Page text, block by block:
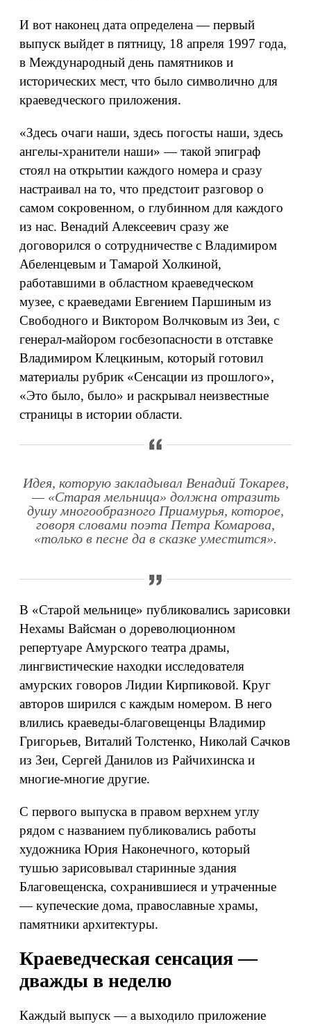
И вот наконец дата определена — первый
выпуск выйдет в пятницу, 18 апреля 1997 года,
в Международный день памятников и
исторических мест, что было символично для
краеведческого приложения.
«Здесь очаги наши, здесь погосты наши, здесь
ангелы-хранители наши» — такой эпиграф
стоял на открытии каждого номера и сразу
настраивал на то, что предстоит разговор о
самом сокровенном, о глубинном для каждого
из нас. Венадий Алексеевич сразу же
договорился о сотрудничестве с Владимиром
Абеленцевым и Тамарой Холкиной,
работавшими в областном краеведческом
музее, с краеведами Евгением Паршиным из
Свободного и Виктором Волчковым из Зеи, с
генерал-майором госбезопасности в отставке
Владимиром Клецкиным, который готовил
материалы рубрик «Сенсации из прошлого»,
«Это было, было» и раскрывал неизвестные
страницы в истории области.
Идея, которую закладывал Венадий Токарев,
— «Старая мельница» должна отразить
душу многообразного Приамурья, которое,
говоря словами поэта Петра Комарова,
«только в песне да в сказке уместится».
В «Старой мельнице» публиковались зарисовки
Нехамы Вайсман о дореволюционном
репертуаре Амурского театра драмы,
лингвистические находки исследователя
амурских говоров Лидии Кирпиковой. Круг
авторов ширился с каждым номером. В него
влились краеведы-благовещенцы Владимир
Григорьев, Виталий Толстенко, Николай Сачков
из Зеи, Сергей Данилов из Райчихинска и
многие-многие другие.
С первого выпуска в правом верхнем углу
рядом с названием публиковались работы
художника Юрия Наконечного, который
тушью зарисовывал старинные здания
Благовещенска, сохранившиеся и утраченные
— купеческие дома, православные храмы,
памятники архитектуры.
Краеведческая сенсация —
дважды в неделю
Каждый выпуск — а выходило приложение